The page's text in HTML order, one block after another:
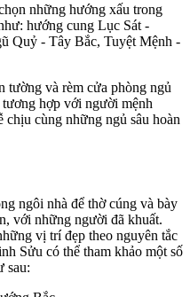
những hướng xấu trong
hướng cung Lục Sát -
Quỷ - Tây Bắc, Tuyệt Mệnh -
tường và rèm cửa phòng ngủ
tương hợp với người mệnh
cùng những ngủ sâu hoàn
ngôi nhà để thờ cúng và bày
với những người đã khuất.
vị trí đẹp theo nguyên tắc
Sửu có thể tham khảo một số
sau: